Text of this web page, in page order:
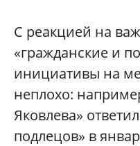
С реакцией на
«гражданские и
инициативы на
неплохо:
Яковлева»
подлецов» в